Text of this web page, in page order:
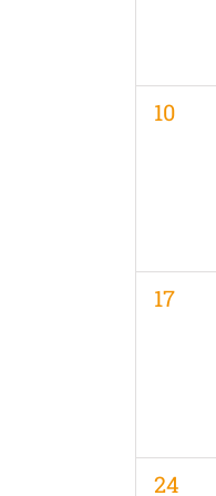
0
10
0
17
0
24